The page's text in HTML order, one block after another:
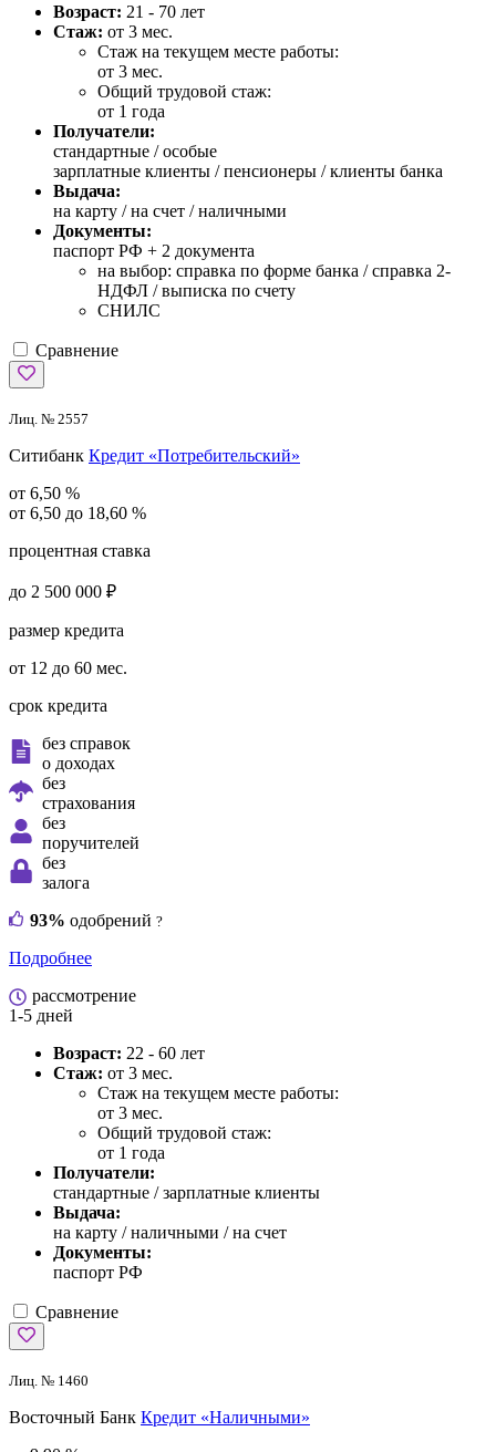
Возраст: 21 - 70 лет
Стаж: от 3 мес.
Стаж на текущем месте работы:
от 3 мес.
Общий трудовой стаж:
от 1 года
Получатели:
стандартные /особые
зарплатные клиенты / пенсионеры / клиенты банка
Выдача:
на карту / на счет / наличными
Документы:
паспорт РФ + 2 документа
на выбор: справка по форме банка / справка 2-
НДФЛ / выписка по счету
СНИЛС
Сравнение
Лиц. № 2557
Ситибанк Кредит «Потребительский»
от 6,50 %
от 6,50 до 18,60 %
процентная ставка
до 2 500 000 ₽
размер кредита
от 12 до 60 мес.
срок кредита
без справок
о доходах
без
страхования
без
поручителей
без
залога
93% одобрений ?
Подробнее
рассмотрение
1-5 дней
Возраст: 22 - 60 лет
Стаж: от 3 мес.
Стаж на текущем месте работы:
от 3 мес.
Общий трудовой стаж:
от 1 года
Получатели:
стандартные / зарплатные клиенты
Выдача:
на карту / наличными / на счет
Документы:
паспорт РФ
Сравнение
Лиц. № 1460
Восточный Банк Кредит «Наличными»